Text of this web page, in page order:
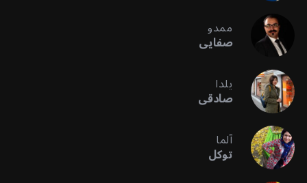
ممدو
صفایی
یلدا
صادقی
آلما
توکل